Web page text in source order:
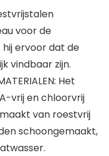
voor de
ervoor dat de
vindbaar zijn.
Het
vrij en chloorvrij
van roestvrij
schoongemaakt,